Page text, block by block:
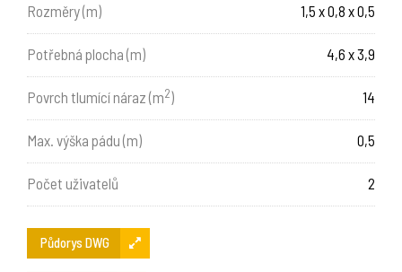
Rozměry (m) 1,5 x 0,8 x 0,5
Potřebná plocha (m) 4,6 x 3,9
Povrch tlumící náraz (m2) 14
Max. výška pádu (m) 0,5
Počet uživatelů 2
Půdorys DWG